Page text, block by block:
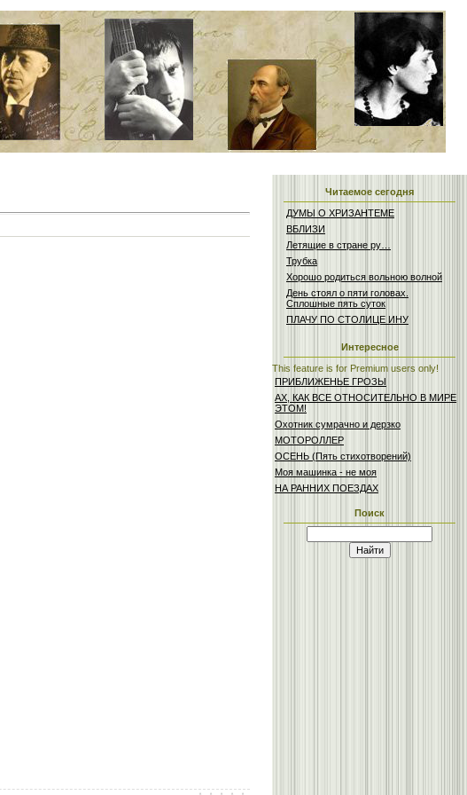
Читаемое сегодня
ДУМЫ О ХРИЗАНТЕМЕ
ВБЛИЗИ
Летящие в стране ру…
Трубка
Хорошо родиться вольною волной
День стоял о пяти головах.
Сплошные пять суток
ПЛАЧУ ПО СТОЛИЦЕ ИНУ
Интересное
This feature is for Premium users only!
ПРИБЛИЖЕНЬЕ ГРОЗЫ
АХ, КАК ВСЕ ОТНОСИТЕЛЬНО В МИРЕ
ЭТОМ!
Охотник сумрачно и дерзко
МОТОРОЛЛЕР
ОСЕНЬ (Пять стихотворений)
Моя машинка - не моя
НА РАННИХ ПОЕЗДАХ
Поиск